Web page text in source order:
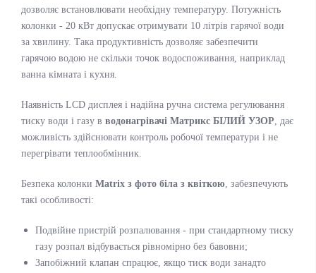
дозволяє встановлювати необхідну температуру. Потужність
колонки - 20 кВт допускає отримувати 10 літрів гарячої води
за хвилину. Така продуктивність дозволяє забезпечити
гарячою водою не скільки точок водоспоживання, наприклад
ванна кімната і кухня.
Наявність LCD дисплея і надійна ручна система регулювання
тиску води і газу в водонагрівачі Матрикс БІЛИЙ УЗОР, дає
можливість здійснювати контроль робочої температури і не
перегрівати теплообмінник.
Безпека колонки Matrix з фото біла з квіткою, забезпечують
такі особливості:
Подвійне пристрій розпалювання - при стандартному тиску
газу розпал відбувається рівномірно без бавовни;
Запобіжний клапан спрацює, якщо тиск води занадто